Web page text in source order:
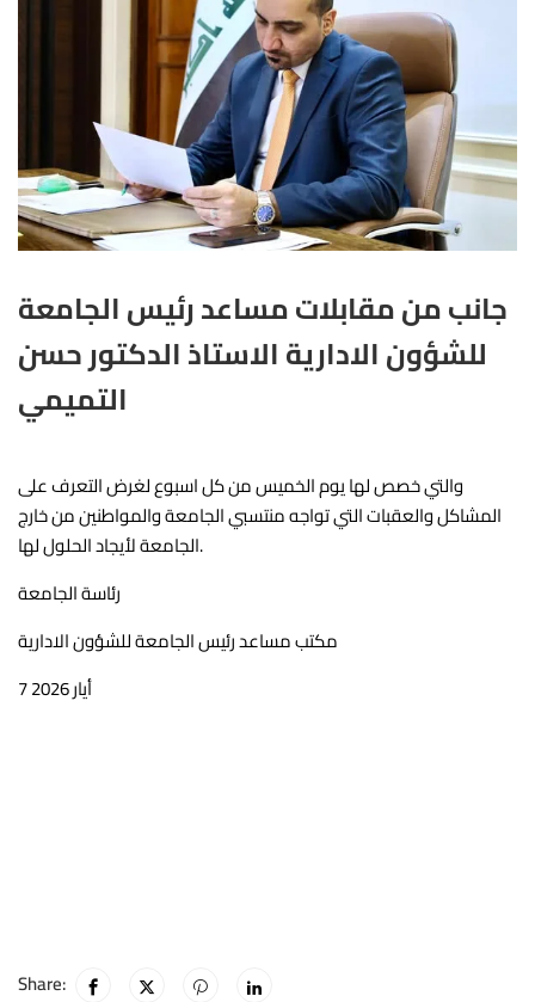
جانب من مقابلات مساعد رئيس الجامعة
للشؤون الادارية الاستاذ الدكتور حسن
التميمي
والتي خصص لها يوم الخميس من كل اسبوع لغرض التعرف على
المشاكل والعقبات التي تواجه منتسبي الجامعة والمواطنين من خارج
الجامعة لأيجاد الحلول لها.
رئاسة الجامعة
مكتب مساعد رئيس الجامعة للشؤون الادارية
7 أيار 2026
Share: